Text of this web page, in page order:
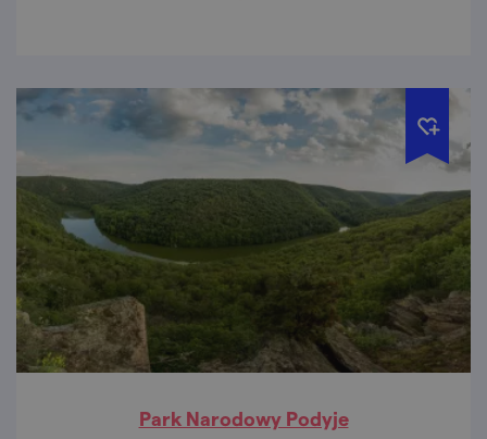
Park Narodowy Podyje